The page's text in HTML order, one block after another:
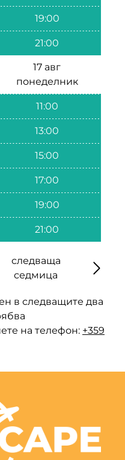
19:00
21:00
17 авг
понеделник
11:00
13:00
15:00
17:00
19:00
21:00
следваща
седмица
в следващите два
на телефон: +359